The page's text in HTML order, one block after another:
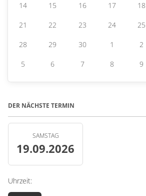
14 15 16 17 18
21 22 23 24 25
28 29 30 1 2
5 6 7 8 9
DER NÄCHSTE TERMIN
SAMSTAG
19.09.2026
Uhrzeit: